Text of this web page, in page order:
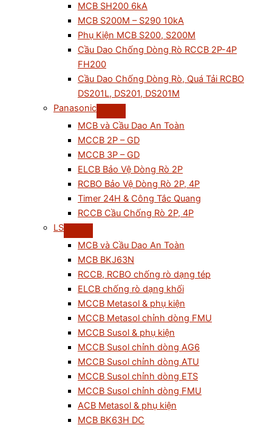
MCB SH200 6kA
MCB S200M – S290 10kA
Phụ Kiện MCB S200, S200M
Cầu Dao Chống Dòng Rò RCCB 2P-4P
FH200
Cầu Dao Chống Dòng Rò, Quá Tải RCBO
DS201L, DS201, DS201M
Panasonic
MCB và Cầu Dao An Toàn
MCCB 2P – GD
MCCB 3P – GD
ELCB Bảo Vệ Dòng Rò 2P
RCBO Bảo Vệ Dòng Rò 2P, 4P
Timer 24H & Công Tắc Quang
RCCB Cầu Chống Rò 2P, 4P
LS
MCB và Cầu Dao An Toàn
MCB BKJ63N
RCCB, RCBO chống rò dạng tép
ELCB chống rò dạng khối
MCCB Metasol & phụ kiện
MCCB Metasol chỉnh dòng FMU
MCCB Susol & phụ kiện
MCCB Susol chỉnh dòng AG6
MCCB Susol chỉnh dòng ATU
MCCB Susol chỉnh dòng ETS
MCCB Susol chỉnh dòng FMU
ACB Metasol & phụ kiện
MCB BK63H DC